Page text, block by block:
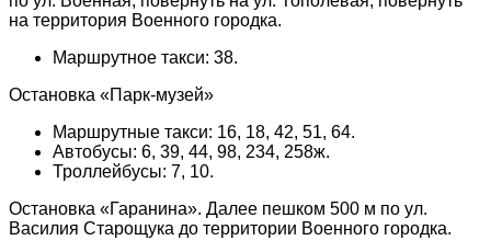
на территория Военного городка.
Маршрутное такси: 38.
Остановка «Парк-музей»
Маршрутные такси: 16, 18, 42, 51, 64.
Автобусы: 6, 39, 44, 98, 234, 258ж.
Троллейбусы: 7, 10.
Остановка «Гаранина». Далее пешком 500 м по ул.
Василия Старощука до территории Военного городка.